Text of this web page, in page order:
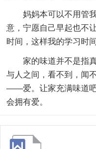
妈妈本可以不用管
意，宁愿自己早起也不
时间，这样我的学习时
家的味道并不是指
与人之间，看不到，闻
——爱。让家充满味道
会拥有爱。